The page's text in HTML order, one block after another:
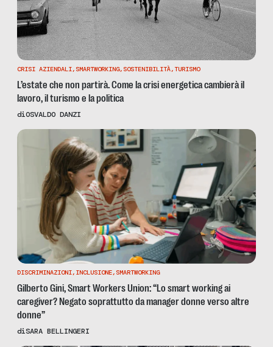
CRISI AZIENDALI, SMARTWORKING, SOSTENIBILITÀ,TURISMO
L’estate che non partirà. Come la crisi energetica cambierà il
lavoro, il turismo e la politica
diOSVALDO DANZI
DISCRIMINAZIONI, INCLUSIONE, SMARTWORKING
Gilberto Gini, Smart Workers Union: “Lo smart working ai
caregiver? Negato soprattutto da manager donne verso altre
donne”
diSARA BELLINGERI